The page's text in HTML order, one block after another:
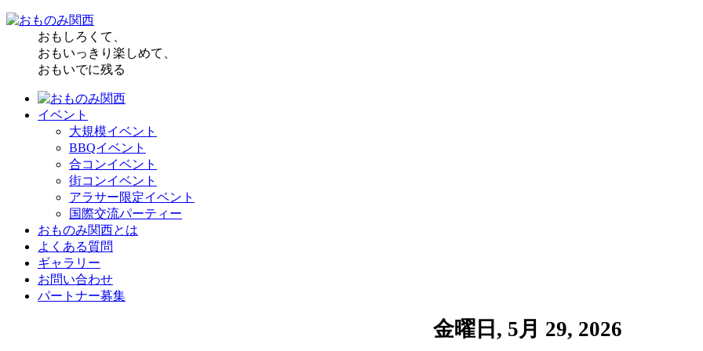
おもしろくて、
おもいっきり楽しめて、
おもいでに残る
イベント
大規模イベント
BBQイベント
合コンイベント
街コンイベント
アラサー限定イベント
国際交流パーティー
おものみ関西とは
よくある質問
ギャラリー
お問い合わせ
パートナー募集
金曜日, 5月 29, 2026